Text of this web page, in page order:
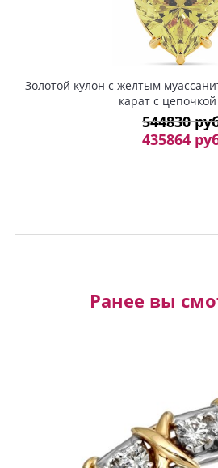
Золотой кулон с желтым
карат с цепочкой
544830
435864
Ранее вы